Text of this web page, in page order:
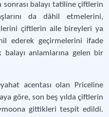
sonrası balayı tatiline çiftlerin
da dâhil etmelerini,
çiftlerin aile bireyleri ya
ederek geçirmelerini ifade
anlamlarına gelen bir
acentası olan Priceline
göre, son beş yılda çiftlerin
gittikleri tespit edildi.